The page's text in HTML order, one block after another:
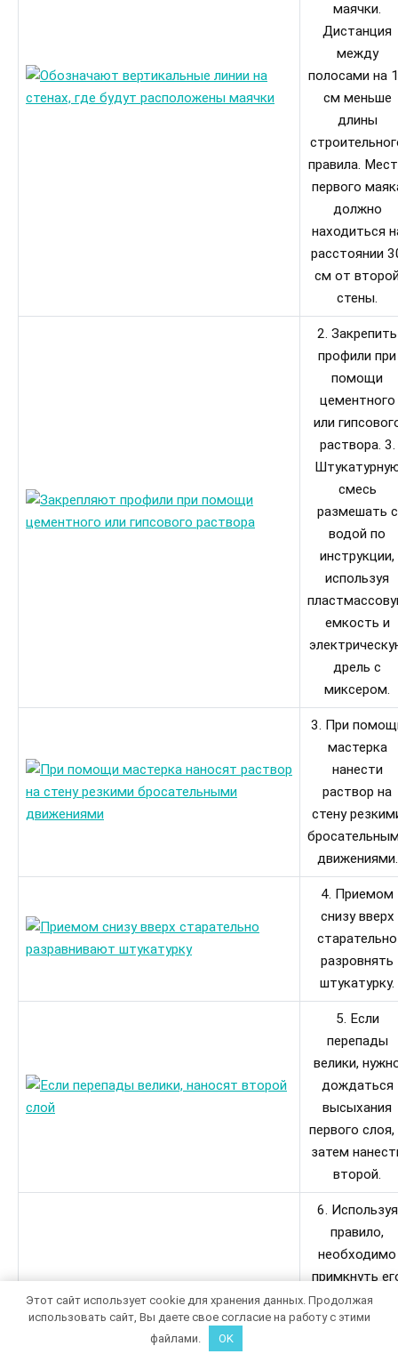
маячки.
Дистанция
между
полосами на
см меньше
длины
правила.
первого
должно
находиться
расстоянии
см от
стены.
2. Закрепить
профили при
помощи
цементного
или
раствора. 3.
смесь
размешать с
водой по
инструкции,
используя
емкость и
дрель с
миксером.
3. При
мастерка
нанести
раствор на
стену
движениями.
4. Приемом
снизу вверх
старательно
разровнять
штукатурку.
5. Если
перепады
велики,
дождаться
высыхания
первого слоя,
затем
второй.
6. Используя
правило,
необходимо
примкнуть
вплотную к
двум
Этот сайт использует cookie для хранения данных. Продолжая
использовать сайт, Вы даете свое согласие на работу с этими
файлами.
OK